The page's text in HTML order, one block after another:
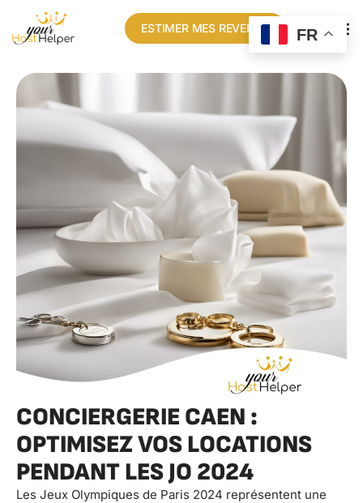
ESTIMER MES REVENUS
CONCIERGERIE CAEN :
OPTIMISEZ VOS LOCATIONS
PENDANT LES JO 2024
Les Jeux Olympiques de Paris 2024 représentent une
FR